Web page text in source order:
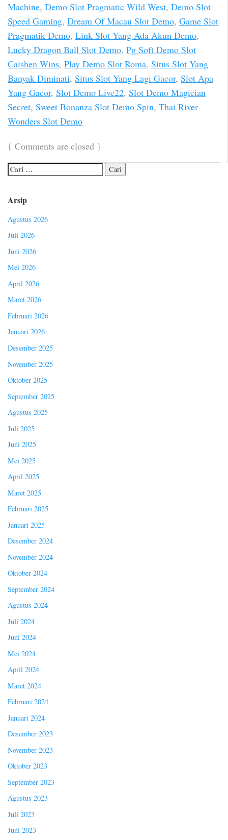
Machine, Demo Slot Pragmatic Wild West, Demo Slot
Speed Gaming, Dream Of Macau Slot Demo, Game Slot
Pragmatik Demo, Link Slot Yang Ada Akun Demo,
Lucky Dragon Ball Slot Demo, Pg Soft Demo Slot
Caishen Wins, Play Demo Slot Roma, Situs Slot Yang
Banyak Diminati, Situs Slot Yang Lagi Gacor, Slot Apa
Yang Gacor, Slot Demo Live22, Slot Demo Magician
Secret, Sweet Bonanza Slot Demo Spin, Thai River
Wonders Slot Demo
{ Comments are closed }
Arsip
Agustus 2026
Juli 2026
Juni 2026
Mei 2026
April 2026
Maret 2026
Februari 2026
Januari 2026
Desember 2025
November 2025
Oktober 2025
September 2025
Agustus 2025
Juli 2025
Juni 2025
Mei 2025
April 2025
Maret 2025
Februari 2025
Januari 2025
Desember 2024
November 2024
Oktober 2024
September 2024
Agustus 2024
Juli 2024
Juni 2024
Mei 2024
April 2024
Maret 2024
Februari 2024
Januari 2024
Desember 2023
November 2023
Oktober 2023
September 2023
Agustus 2023
Juli 2023
Juni 2023